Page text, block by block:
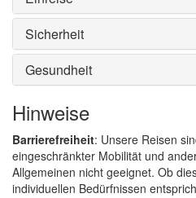
Sicherheit
Gesundheit
Hinweise
Barrierefreiheit: Unsere Reisen
eingeschränkter Mobilität und
Allgemeinen nicht geeignet. Ob
individuellen Bedürfnissen